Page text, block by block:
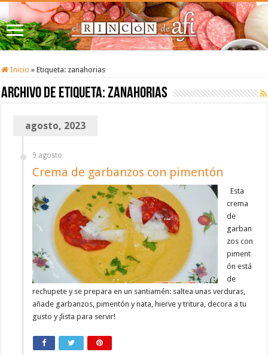
Inicio » Etiqueta: zanahorias
Archivo de etiqueta:zanahorias
agosto, 2023
9 agosto
Crema de garbanzos con pimentón
Esta
crema
de
garban
zos con
piment
ón está
de
rechupete y se prepara en un santiamén: saltea unas verduras,
añade garbanzos, pimentón y nata, hierve y tritura, decora a tu
gusto y ¡lista para servir!